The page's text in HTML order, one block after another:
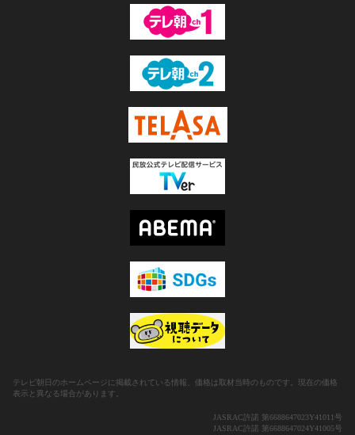
テレビ朝日のホームページに掲載されている情報、価格は取材当時のものです。現在の価格
表示と異なる場合があります。
JASRAC許諾 第6688647023Y41011号
JASRAC許諾 第6688647024Y41005号